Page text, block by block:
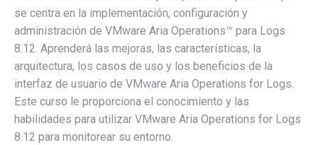
se centra en la implementación, configuración y
administración de VMware Aria Operations™ para Logs
8.12. Aprenderá las mejoras, las características, la
arquitectura, los casos de uso y los beneficios de la
interfaz de usuario de VMware Aria Operations for Logs.
Este curso le proporciona el conocimiento y las
habilidades para utilizar VMware Aria Operations for Logs
8.12 para monitorear su entorno.